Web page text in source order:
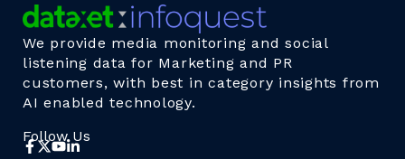
We provide media monitoring and social
listening data for Marketing and PR
customers, with best in category insights from
AI enabled technology.
Follow Us